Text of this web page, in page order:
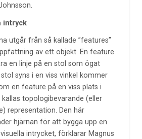
intryck
utgår från så kallade ”features”
av ett objekt. En feature
en linje på en stol som ögat
syns i en viss vinkel kommer
en feature på en viss plats i
kallas topologibevarande (eller
representation. Den här
hjärnan för att bygga upp en
intrycket, förklarar Magnus